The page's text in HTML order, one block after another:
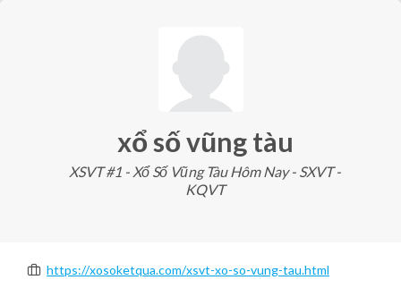
xổ số vũng tàu
XSVT #1 - Xổ Số Vũng Tàu Hôm Nay - SXVT -
KQVT
https://xosoketqua.com/xsvt-xo-so-vung-tau.html